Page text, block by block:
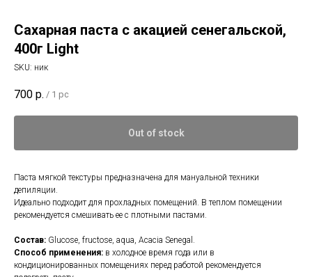
Сахарная паста с акацией сенегальской,
400г Light
SKU: ник
700 р. / 1 pc
Out of stock
Паста мягкой текстуры предназначена для мануальной техники
депиляции.
Идеально подходит для прохладных помещений. В теплом помещении
рекомендуется смешивать ее с плотными пастами.
Состав: Glucose, fructose, aqua, Acacia Senegal.
Способ применения: в холодное время года или в
кондиционированных помещениях перед работой рекомендуется